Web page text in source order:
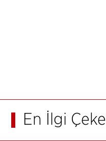
En İlgi